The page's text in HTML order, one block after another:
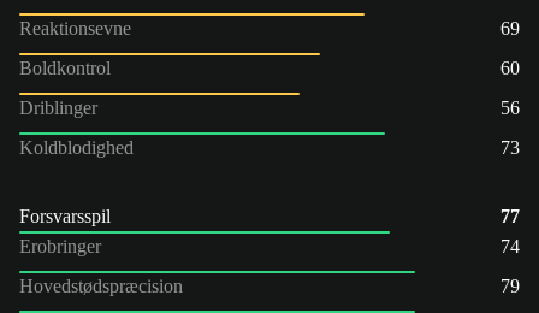
Reaktionsevne
69
Boldkontrol
60
Driblinger
56
Koldblodighed
73
Forsvarsspil
77
Erobringer
74
Hovedstødspræcision
79